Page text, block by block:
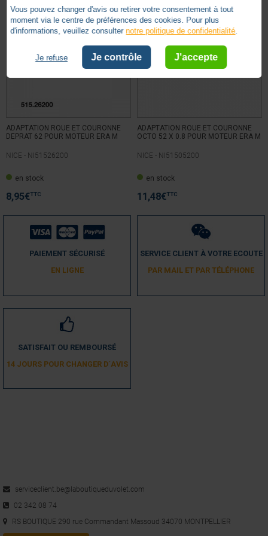
ADAPTATION ROUE ET COURONNE
DEPRAT 62 POUR MOTEUR ERA M
NICE - NI51526200
en stock
8,95€TTC
ADAPTATION ROUE ET COURONNE
OCTO 52 X 0.8 POUR MOTEUR ERA M
NICE - NI51505200
en stock
11,48€TTC
PAIEMENT SÉCURISÉ
EN LIGNE
SERVICE CLIENT À VOTRE ECOUTE
PAR MAIL ET PAR TÉLÉPHONE
SATISFAIT OU REMBOURSÉ
14 JOURS POUR CHANGER D´AVIS
serviceclient.be@laboutiqueduvolet.com
02 342 08 74
RS BOUTIQUE 290 rue Commandant Massoud 34070 MONTPELLIER
Vous pouvez changer d'avis ou retirer votre consentement à tout
moment via le centre de préférences des cookies. Pour plus
d'informations, veuillez consulter notre politique de confidentialité.
Je refuse Je contrôle J'accepte